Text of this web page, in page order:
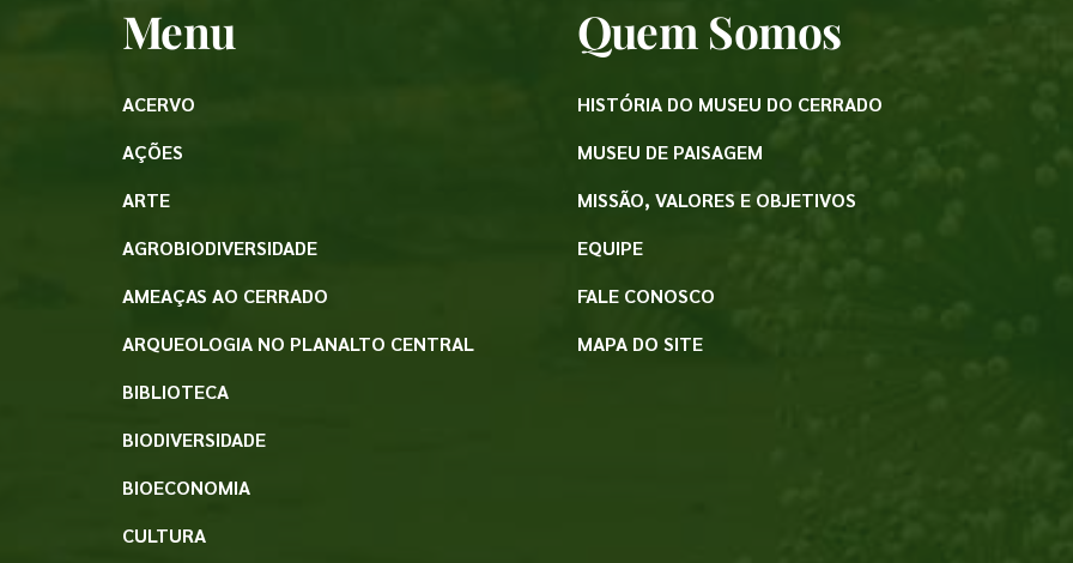
Menu
ACERVO
AÇÕES
ARTE
AGROBIODIVERSIDADE
AMEAÇAS AO CERRADO
ARQUEOLOGIA NO PLANALTO CENTRAL
BIBLIOTECA
BIODIVERSIDADE
BIOECONOMIA
CULTURA
Quem Somos
HISTÓRIA DO MUSEU DO CERRADO
MUSEU DE PAISAGEM
MISSÃO, VALORES E OBJETIVOS
EQUIPE
FALE CONOSCO
MAPA DO SITE